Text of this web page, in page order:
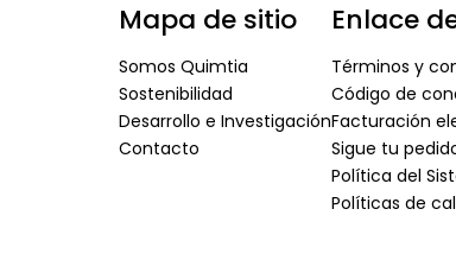
Mapa de sitio
Somos Quimtia
Sostenibilidad
Desarrollo e Investigación
Contacto
Enlace
Términos y
Código de
Facturación
Sigue tu
Política del
Políticas de